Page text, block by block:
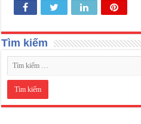
Tìm kiếm